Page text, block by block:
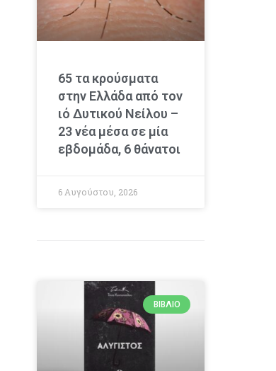
65 τα κρούσματα
στην Ελλάδα από τον
ιό Δυτικού Νείλου –
23 νέα μέσα σε μία
εβδομάδα, 6 θάνατοι
6 Αυγούστου, 2026
ΒΙΒΛΊΟ